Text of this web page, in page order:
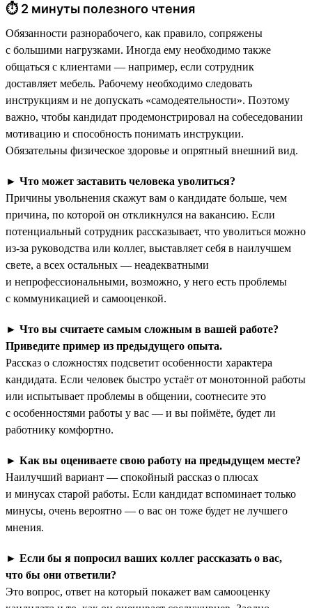
⏱ 2 минуты полезного чтения
Обязанности разнорабочего, как правило, сопряжены
с большими нагрузками. Иногда ему необходимо также
общаться с клиентами — например, если сотрудник
доставляет мебель. Рабочему необходимо следовать
инструкциям и не допускать «самодеятельности». Поэтому
важно, чтобы кандидат продемонстрировал на собеседовании
мотивацию и способность понимать инструкции.
Обязательны физическое здоровье и опрятный внешний вид.
► Что может заставить человека уволиться?
Причины увольнения скажут вам о кандидате больше, чем
причина, по которой он откликнулся на вакансию. Если
потенциальный сотрудник рассказывает, что уволиться можно
из-за руководства или коллег, выставляет себя в наилучшем
свете, а всех остальных — неадекватными
и непрофессиональными, возможно, у него есть проблемы
с коммуникацией и самооценкой.
► Что вы считаете самым сложным в вашей работе?
Приведите пример из предыдущего опыта.
Рассказ о сложностях подсветит особенности характера
кандидата. Если человек быстро устаёт от монотонной работы
или испытывает проблемы в общении, соотнесите это
с особенностями работы у вас — и вы поймёте, будет ли
работнику комфортно.
► Как вы оцениваете свою работу на предыдущем месте?
Наилучший вариант — спокойный рассказ о плюсах
и минусах старой работы. Если кандидат вспоминает только
минусы, очень вероятно — о вас он тоже будет не лучшего
мнения.
► Если бы я попросил ваших коллег рассказать о вас,
что бы они ответили?
Это вопрос, ответ на который покажет вам самооценку